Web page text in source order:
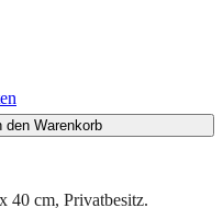
den Warenkorb
40 cm, Privatbesitz.